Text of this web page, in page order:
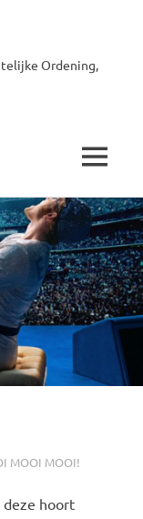
Ordening,
MENU
MOOI MOOI!
hoort